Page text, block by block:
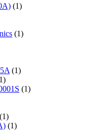
(1)
(1)
(1)
(1)
(1)
(1)